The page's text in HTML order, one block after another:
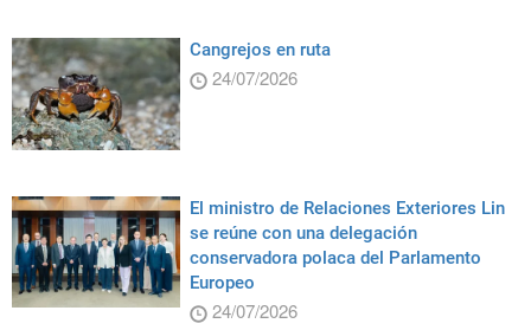
Cangrejos en ruta
24/07/2026
El ministro de Relaciones Exteriores Lin
se reúne con una delegación
conservadora polaca del Parlamento
Europeo
24/07/2026